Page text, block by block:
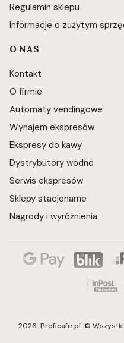
Regulamin sklepu
Informacje o zużytym
O NAS
Kontakt
O firmie
Automaty vendingowe
Wynajem ekspresów
Ekspresy do kawy
Dystrybutory wodne
Serwis ekspresów
Sklepy stacjonarne
Nagrody i wyróżnienia
2026 Proficafe.pl ©